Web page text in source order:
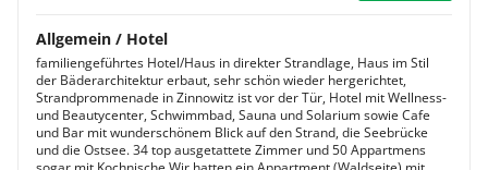
Allgemein / Hotel
familiengeführtes Hotel/Haus in direkter Strandlage, Haus im Stil
der Bäderarchitektur erbaut, sehr schön wieder hergerichtet,
Strandprommenade in Zinnowitz ist vor der Tür, Hotel mit Wellness-
und Beautycenter, Schwimmbad, Sauna und Solarium sowie Cafe
und Bar mit wunderschönem Blick auf den Strand, die Seebrücke
und die Ostsee. 34 top ausgetattete Zimmer und 50 Appartmens